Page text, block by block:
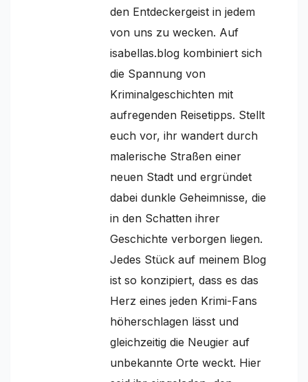
den Entdeckergeist in jedem
von uns zu wecken. Auf
isabellas.blog kombiniert sich
die Spannung von
Kriminalgeschichten mit
aufregenden Reisetipps. Stellt
euch vor, ihr wandert durch
malerische Straßen einer
neuen Stadt und ergründet
dabei dunkle Geheimnisse, die
in den Schatten ihrer
Geschichte verborgen liegen.
Jedes Stück auf meinem Blog
ist so konzipiert, dass es das
Herz eines jeden Krimi-Fans
höherschlagen lässt und
gleichzeitig die Neugier auf
unbekannte Orte weckt. Hier